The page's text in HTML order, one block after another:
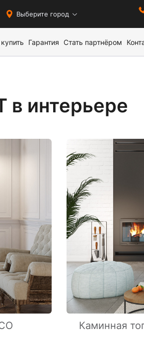
Выберите город
Гарантия Стать партнёром
в интерьере
Каминная